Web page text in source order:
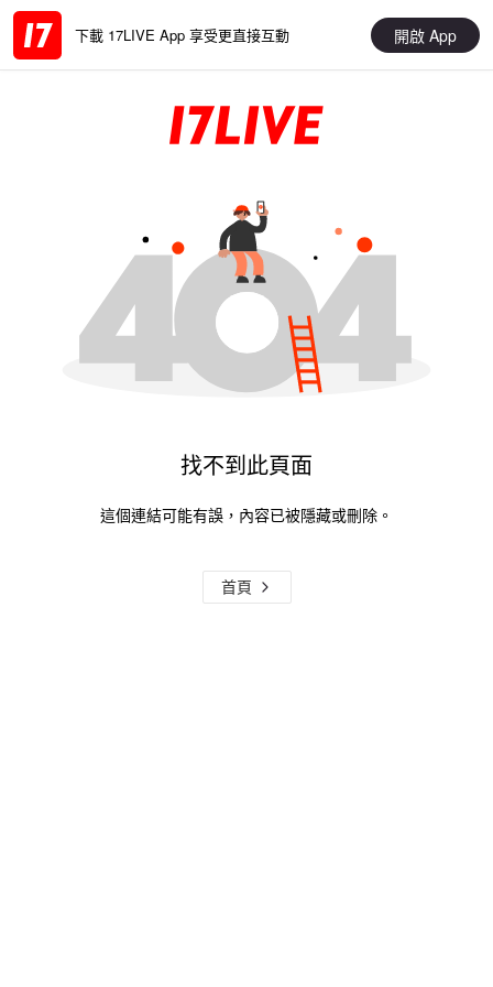
下載 17LIVE App 享受更直接互動 開啟 App
找不到此頁面
這個連結可能有誤，內容已被隱藏或刪除。
首頁